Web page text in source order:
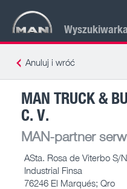
Anuluj i wróć
MAN TRUCK &
C. V.
MAN-partner
ASta. Rosa de Viterbo S/
Industrial Finsa
76246 El Marqués; Qro